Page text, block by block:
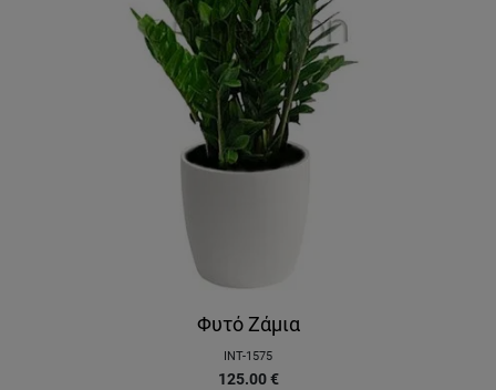
Φυτό Ζάμια
INT-1575
125.00 €